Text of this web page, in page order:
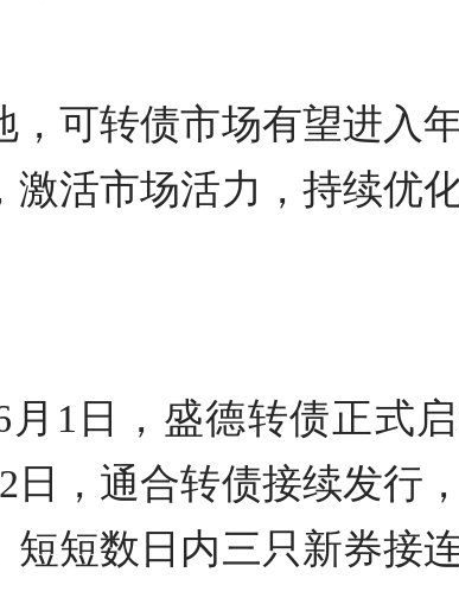
可转债市场有望进入
活市场活力，持续优
1日，盛德转债正式
，通合转债接续发行
短数日内三只新券接